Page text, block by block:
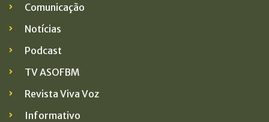
Comunicação
Notícias
Podcast
TV ASOFBM
Revista Viva Voz
Informativo